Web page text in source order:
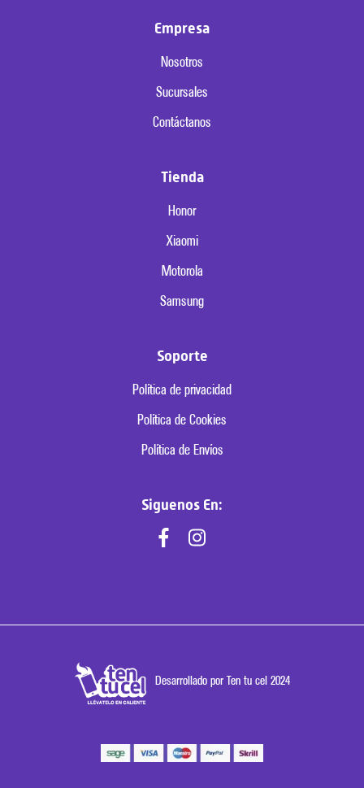
Empresa
Nosotros
Sucursales
Contáctanos
Tienda
Honor
Xiaomi
Motorola
Samsung
Soporte
Política de privacidad
Política de Cookies
Política de Envíos
Siguenos En:
Desarrollado por Ten tu cel 2024